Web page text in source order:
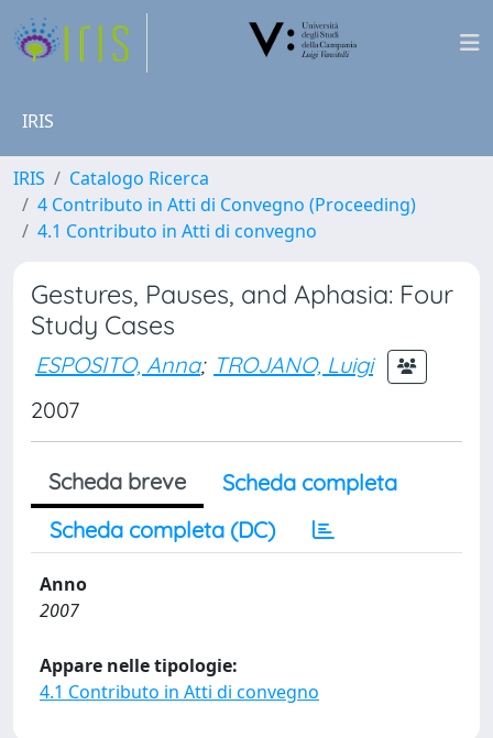
IRIS
IRIS
Catalogo Ricerca
4 Contributo in Atti di Convegno (Proceeding)
4.1 Contributo in Atti di convegno
Gestures, Pauses, and Aphasia: Four
Study Cases
ESPOSITO, Anna; TROJANO, Luigi
2007
Scheda breve
Scheda completa
Scheda completa (DC)
Anno
2007
Appare nelle tipologie:
4.1 Contributo in Atti di convegno